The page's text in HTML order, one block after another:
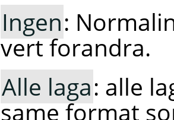
Ingen:
vert forandra.
Alle laga: alle
same format